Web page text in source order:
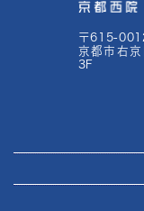
〒615-
京都市右
3F